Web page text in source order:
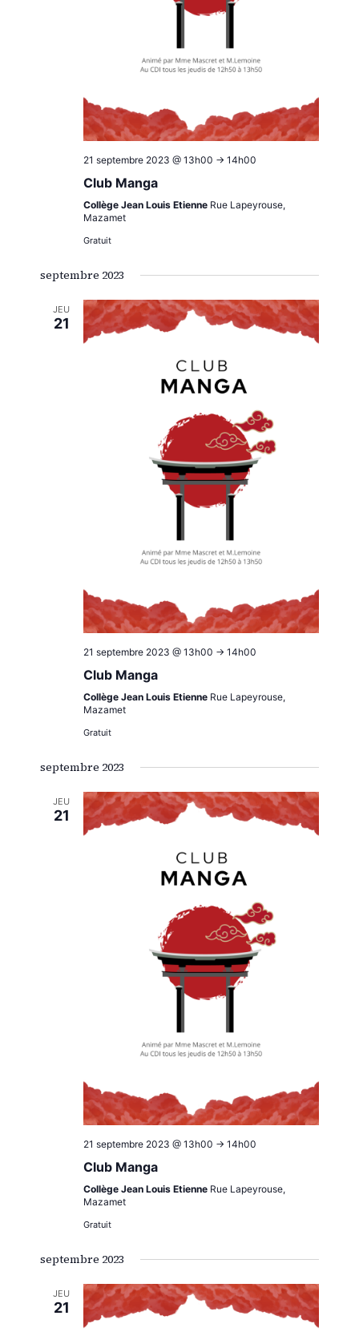
21 septembre 2023 @ 13h00 -> 14h00
Club Manga
Collège Jean Louis Etienne Rue Lapeyrouse,
Mazamet
Gratuit
septembre 2023
JEU
21
21 septembre 2023 @ 13h00 -> 14h00
Club Manga
Collège Jean Louis Etienne Rue Lapeyrouse,
Mazamet
Gratuit
septembre 2023
JEU
21
21 septembre 2023 @ 13h00 -> 14h00
Club Manga
Collège Jean Louis Etienne Rue Lapeyrouse,
Mazamet
Gratuit
septembre 2023
JEU
21